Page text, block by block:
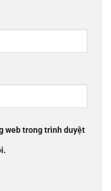
web trong trình duyệt